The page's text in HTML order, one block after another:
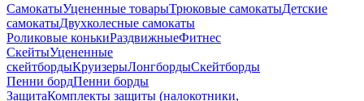
СамокатыУцененные товарыТрюковые самокатыДетские
самокатыДвухколесные самокаты
Роликовые конькиРаздвижныеФитнес
СкейтыУцененные
скейтбордыКруизерыЛонгбордыСкейтборды
Пенни бордПенни борды
ЗащитаКомплекты защиты (налокотники,